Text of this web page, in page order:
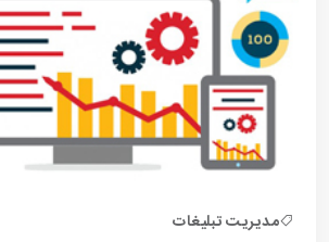
مدیریت تبلیغات